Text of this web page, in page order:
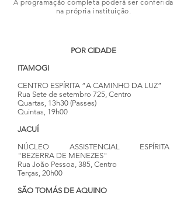
A programação completa poderá ser conferida
na própria instituição.
POR CIDADE
ITAMOGI
CENTRO ESPÍRITA “A CAMINHO DA LUZ”
Rua Sete de setembro 725, Centro
Quartas, 13h30 (Passes)
Quintas, 19h00
JACUÍ
NÚCLEO ASSISTENCIAL ESPÍRITA
"BEZERRA DE MENEZES"
Rua João Pessoa, 385, Centro
Terças, 20h00
SÃO TOMÁS DE AQUINO